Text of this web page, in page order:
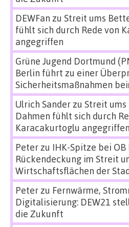
DEWFan zu Streit ums
fühlt sich durch Rede von
angegriffen
Grüne Jugend Dortmund
Berlin führt zu einer
Sicherheitsmaßnahmen
Ulrich Sanderzu Streit
Dahmen fühlt sich durch
Karacakurtoglu angegriffen
Peterzu IHK-Spitze bei
Rückendeckung im Streit
Wirtschaftsflächen der
Peterzu Fernwärme,
Digitalisierung: DEW21
die Zukunft